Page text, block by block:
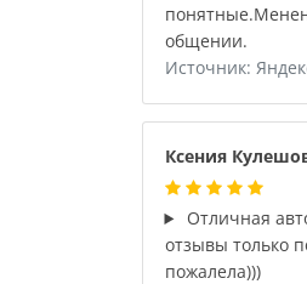
общении.
Источник:
Ксения
Отличная
отзывы только
пожалела)))